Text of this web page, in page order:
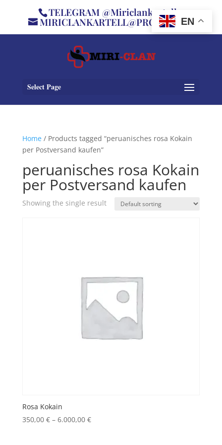
TELEGRAM @Miriclankartell
MIRICLANKARTELL@PROTON.ME
Select Page
Home/ Products tagged “peruanisches rosa Kokain
per Postversand kaufen”
peruanisches rosa Kokain
per Postversand kaufen
Showing the single result
Rosa Kokain
350,00 € – 6.000,00 €Price
EN